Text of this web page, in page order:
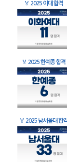
🏅 2025 이대 합격
🏅 2025 한예종 합격
🏅 2025 남서울대 합